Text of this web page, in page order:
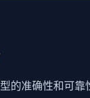
的准确性和可靠